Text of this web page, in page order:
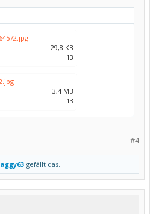
29,8 KB
13
3,4 MB
13
#4
gefällt das.